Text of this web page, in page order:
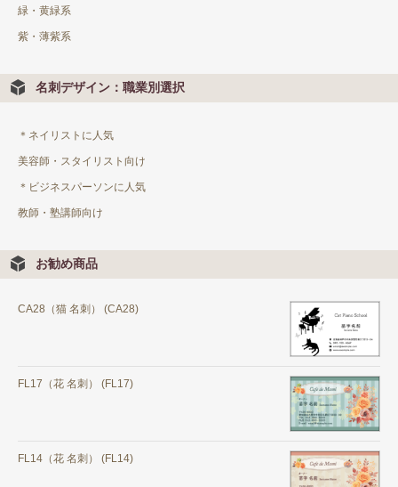
緑・黄緑系
紫・薄紫系
名刺デザイン：職業別選択
＊ネイリストに人気
美容師・スタイリスト向け
＊ビジネスパーソンに人気
教師・塾講師向け
お勧め商品
CA28（猫 名刺） (CA28)
FL17（花 名刺） (FL17)
FL14（花 名刺） (FL14)